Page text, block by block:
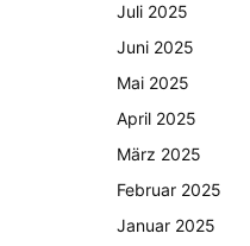
Juli 2025
Juni 2025
Mai 2025
April 2025
März 2025
Februar 2025
Januar 2025